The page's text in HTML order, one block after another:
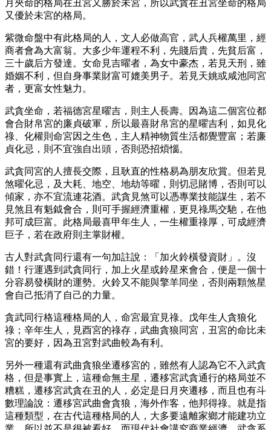
月夾命的格局在丑宮又勝於未宮，所以武貪在丑宮坐命的格局
又優於未宮的格局。
紫微命盤中有此格局的人，文人必做高官，武人兵權萬里，經
商者會為大富翁。大多少年運程不利，先賤后貴，先貧后富，
三十歲后方發達。女命見吉曜者，為女中豪杰，若見天刑，雖
婚姻不利，但自身事業財富可媲美男子。若見天姚或咸池同宮
者，更富女性魅力。
武貪坐命，若福德宮星曜吉，則主人長壽。因為這二個宮位都
會合財帛宮的廉貞破軍，所以最喜財帛宮的星曜吉利，如見化
祿、化權則命宮因之生色，主人精神物質生活都覺豐富；若廉
貞化忌，則不宜強自出頭，否則恐招煩惱。
武貪同宮的人擅長交際，且耿直的性格易為朋友欣賞。但若見
煞曜化忌，及大耗、地空、地劫等曜，則切忌賭博，否則可以
傾家，亦不宜流連花酒。武貪見煞可以憑專業技能謀生，若不
見煞且有魁鉞會合，則可手握經濟重權，更見祿馬交馳，在他
邦可成巨富。此格局最喜甲年生人，一生權重祿厚，可成經濟
巨子，若在政府則主掌財權。
古人對武貪同行還有一句加註說：「加火鈴橫發資財」。沒
錯！行運遇到武貪同行，加上火星或鈴星來會合，便是一個十
分容易發橫財的運勢。火鈴又不能與擎羊同坐，否則兩顆煞星
會自己抵消了自己的力量。
貪武同行格這種格局的人，命宮最宜見祿。戊年生人貪狼化
祿；辛年生人，見酉宮的祿存，武曲貪狼同宮，丑宮的命比未
宮的要好，因為丑宮對武曲較為有利。
另外一種還有武曲貪狼坐遷移宮的，雖然有人認為它不入武貪
格，但是事實上，這種命無主星，遷移宮武貪通行的格局並不
糟糕，遷移宮武貪在丑的人，必定是日月夾遷移，而且也有斗
數理論說：遷移宮武曲會貪狼，海外作客，他邦得祿。就是指
這種類型，在古代這種格局的人，大多要遠離家鄉才能建功立